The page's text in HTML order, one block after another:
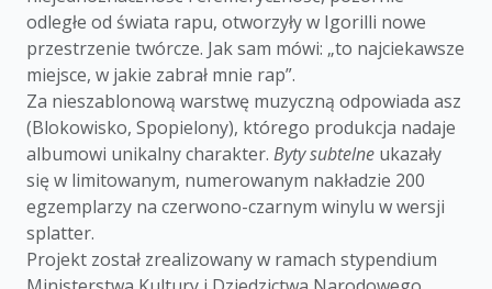
odległe od świata rapu, otworzyły w Igorilli nowe
przestrzenie twórcze. Jak sam mówi: „to najciekawsze
miejsce, w jakie zabrał mnie rap”.
Za nieszablonową warstwę muzyczną odpowiada asz
(Blokowisko, Spopielony), którego produkcja nadaje
albumowi unikalny charakter. Byty subtelne ukazały
się w limitowanym, numerowanym nakładzie 200
egzemplarzy na czerwono-czarnym winylu w wersji
splatter.
Projekt został zrealizowany w ramach stypendium